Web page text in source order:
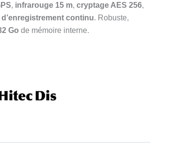
, infrarouge 15 m, cryptage AES 256,
d’enregistrement continu. Robuste,
Go de mémoire interne.